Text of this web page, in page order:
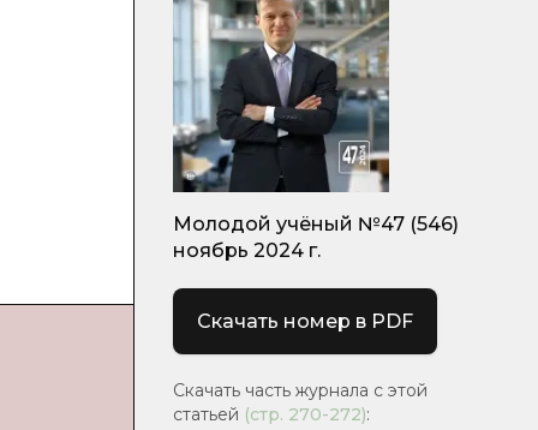
Молодой учёный №47 (546)
ноябрь 2024 г.
Скачать номер в PDF
Скачать часть журнала с этой
статьей (стр. 270-272):